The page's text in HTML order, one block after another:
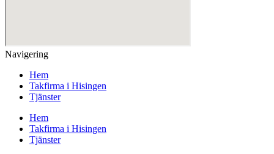
Navigering
Hem
Takfirma i Hisingen
Tjänster
Hem
Takfirma i Hisingen
Tjänster